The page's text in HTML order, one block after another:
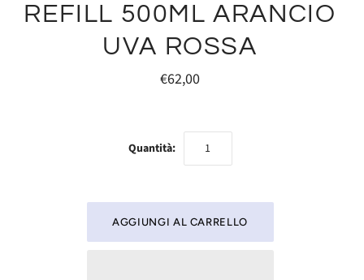
REFILL 500ML ARANCIO
UVA ROSSA
€62,00
Quantità: